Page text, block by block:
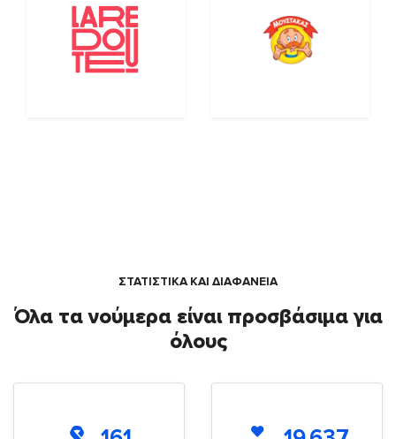
ΣΤΑΤΙΣΤΙΚΑ ΚΑΙ ΔΙΑΦΑΝΕΙΑ
Όλα τα νούμερα είναι προσβάσιμα για
όλους